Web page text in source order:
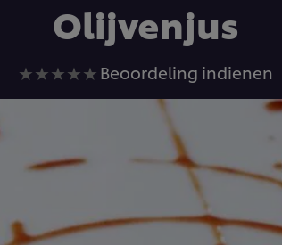
Olijvenjus
Geen
beoordelingen
ingediend
voor
deze
recipe
Beoordeling indienen